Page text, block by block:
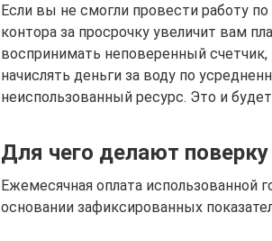
Если вы не смогли провести работу
контора за просрочку увеличит вам
воспринимать неповеренный счетчик,
начислять деньги за воду по
неиспользованный ресурс. Это и
Для чего делают поверку
Ежемесячная оплата использованной
основании зафиксированных